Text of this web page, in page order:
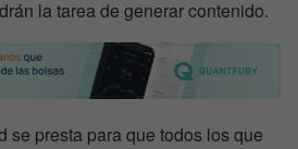
la tarea de generar contenido.
se presta para que todos los que